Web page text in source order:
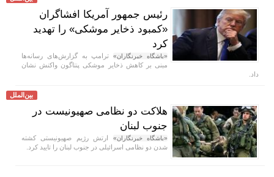
رئیس جمهور آمریکا افشاگران
«کمبود ذخایر موشکی» را تهدید
کرد
«باشگاه خبرنگاران»ترامپ به گزارش‌های رسانه‌ها
مبنی بر کاهش ذخایر موشکی پنتاگون واکنش نشان
داد.
بین‌الملل
هلاکت دو نظامی صهیونیست در
جنوب لبنان
«باشگاه خبرنگاران» ارتش رژیم صهیونیستی کشته
شدن دو نظامی اسرائیلی در جنوب لبنان را تایید کرد.